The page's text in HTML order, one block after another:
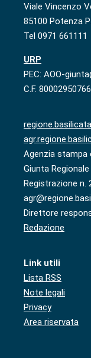
Viale Vincenzo
85100 Potenza
Tel 0971 661111
URP
PEC: AOO-
C.F. 80002950766
Agenzia stampa
Giunta
Registrazione n.
Direttore
Redazione
Link utili
Lista RSS
Note legali
Privacy
Area riservata